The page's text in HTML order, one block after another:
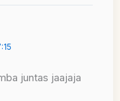
juntas jaajaja